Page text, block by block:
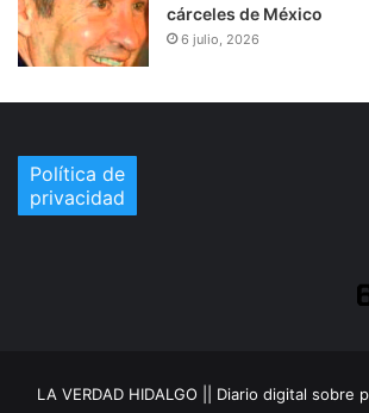
cárceles de México
6 julio, 2026
Política de
privacidad
LA VERDAD HIDALGO || Diario digital sobre